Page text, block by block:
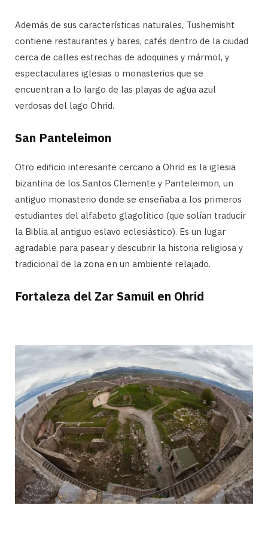
Además de sus características naturales, Tushemisht
contiene restaurantes y bares, cafés dentro de la ciudad
cerca de calles estrechas de adoquines y mármol, y
espectaculares iglesias o monasterios que se
encuentran a lo largo de las playas de agua azul
verdosas del lago Ohrid.
San Panteleimon
Otro edificio interesante cercano a Ohrid es la iglesia
bizantina de los Santos Clemente y Panteleimon, un
antiguo monasterio donde se enseñaba a los primeros
estudiantes del alfabeto glagolítico (que solían traducir
la Biblia al antiguo eslavo eclesiástico). Es un lugar
agradable para pasear y descubrir la historia religiosa y
tradicional de la zona en un ambiente relajado.
Fortaleza del Zar Samuil en Ohrid